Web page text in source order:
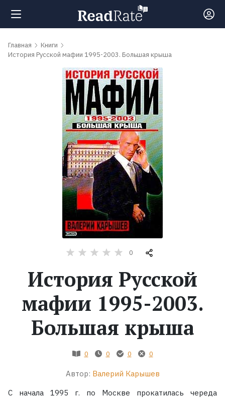
Поиск
обсуждаемые
Серии
Экранизации
Коллекции
Главная
Книги
История Русской мафии 1995-2003. Большая крыша
0
История Русской
мафии 1995-2003.
Большая крыша
0 0 0 0
Автор: Валерий Карышев
С начала 1995 г. по Москве прокатилась череда